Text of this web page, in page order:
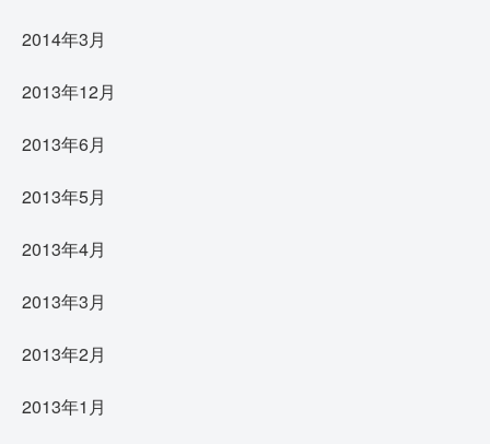
2014年3月
2013年12月
2013年6月
2013年5月
2013年4月
2013年3月
2013年2月
2013年1月